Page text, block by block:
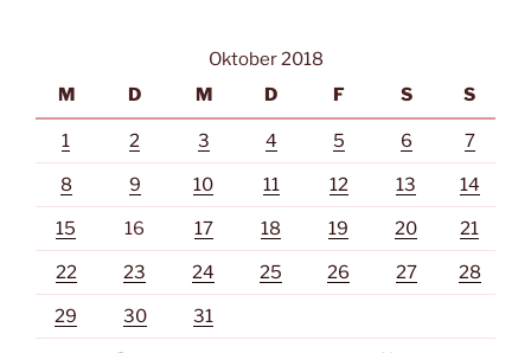
Oktober 2018
M
D M D F S S
1 2 3 4 5 6 7
8 9 10 11 12 13 14
15 16 17 18 19 20 21
22 23 24 25 26 27 28
29 30 31